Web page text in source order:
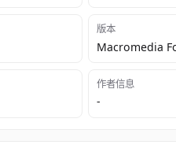
版本
Macromedia
作者信息
-